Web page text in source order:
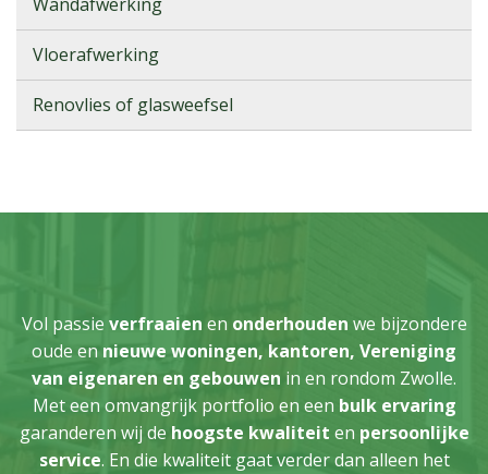
Vloerafwerking
Renovlies of glasweefsel
Vol passie verfraaien en onderhouden we bijzondere
oude en nieuwe woningen, kantoren, Vereniging
van eigenaren en gebouwen in en rondom Zwolle.
Met een omvangrijk portfolio en een bulk ervaring
garanderen wij de hoogste kwaliteit en persoonlijke
service. En die kwaliteit gaat verder dan alleen het